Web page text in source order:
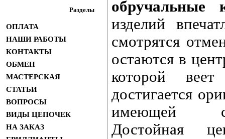
Разделы
ОПЛАТА
НАШИ РАБОТЫ
КОНТАКТЫ
ОБМЕН
МАСТЕРСКАЯ
СТАТЬИ
ВОПРОСЫ
ВИДЫ ЦЕПОЧЕК
НА ЗАКАЗ
обручальные
изделий
смотрятся
остаются в
которой
достигается
имеющей
Достойная